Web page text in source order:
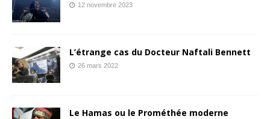
12 novembre 2023
L’étrange cas du Docteur Naftali Bennett
26 mars 2022
Le Hamas ou le Prométhée moderne